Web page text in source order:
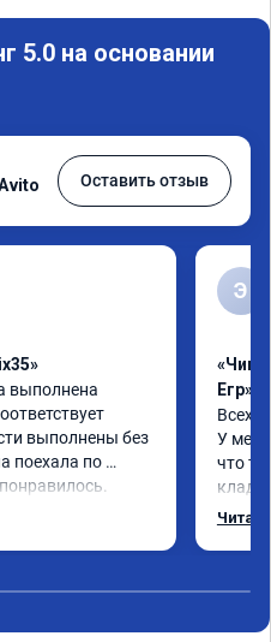
5.0 на основании
Оставить отзыв
выполнена
выполнены без
поехала по
Э
«Чип
Егр»
Всех
У
что
и ЕГР